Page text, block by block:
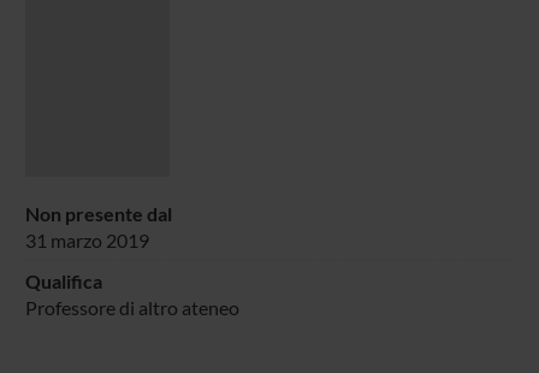
Non presente dal
31 marzo 2019
Qualifica
Professore di altro ateneo